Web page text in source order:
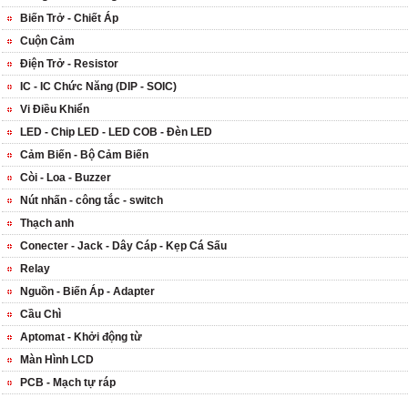
Biến Trở - Chiết Áp
Cuộn Cảm
Điện Trở - Resistor
IC - IC Chức Năng (DIP - SOIC)
Vi Điều Khiển
LED - Chip LED - LED COB - Đèn LED
Cảm Biến - Bộ Cảm Biến
Còi - Loa - Buzzer
Nút nhấn - công tắc - switch
Thạch anh
Conecter - Jack - Dây Cáp - Kẹp Cá Sấu
Relay
Nguồn - Biến Áp - Adapter
Cầu Chì
Aptomat - Khởi động từ
Màn Hình LCD
PCB - Mạch tự ráp